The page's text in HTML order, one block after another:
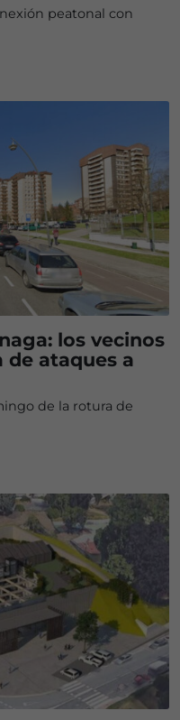
peatonal con
los vecinos
de ataques a
de la rotura de